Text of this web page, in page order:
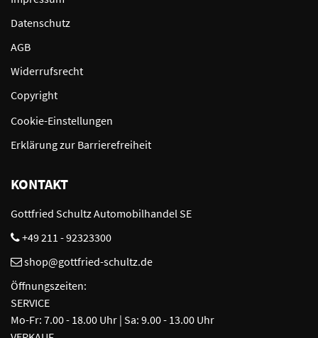
Datenschutz
AGB
Widerrufsrecht
Copyright
Cookie-Einstellungen
Erklärung zur Barrierefreiheit
KONTAKT
Gottfried Schultz Automobilhandel SE
+49 211 - 92323300
shop@gottfried-schultz.de
Öffnungszeiten:
SERVICE
Mo-Fr: 7.00 - 18.00 Uhr | Sa: 9.00 - 13.00 Uhr